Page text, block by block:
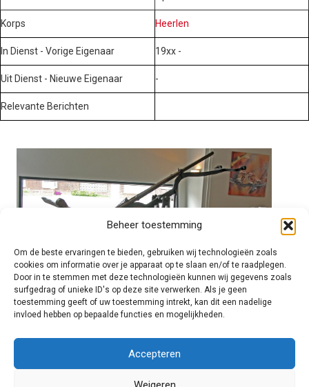
Beheer toestemming
Om de beste ervaringen te bieden, gebruiken wij technologieën zoals
cookies om informatie over je apparaat op te slaan en/of te raadplegen.
Door in te stemmen met deze technologieën kunnen wij gegevens zoals
surfgedrag of unieke ID's op deze site verwerken. Als je geen
toestemming geeft of uw toestemming intrekt, kan dit een nadelige
invloed hebben op bepaalde functies en mogelijkheden.
Accepteren
Korps Heerlen
In Dienst - Vorige Eigenaar 19xx -
Uit Dienst - Nieuwe Eigenaar -
Relevante Berichten